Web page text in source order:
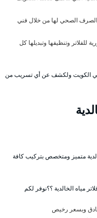
الصحي لها من خلال فني
للفلاتر وتنظيفها وتبديلها كل
الكويت ولكشف عن أي تسريب من
متميز ومتخصص بتركيب كافة
مياه الخالدية ؟؟نوفر لكم
وبسعر رخيص